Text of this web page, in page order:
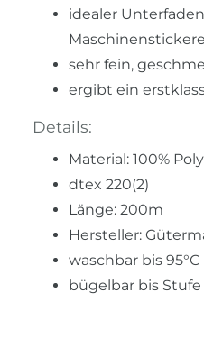
idealer
sehr fein,
ergibt ein
Details:
Material: 100%
dtex 220(2)
Länge: 200m
Hersteller:
waschbar bis 95°C
bügelbar bis Stufe